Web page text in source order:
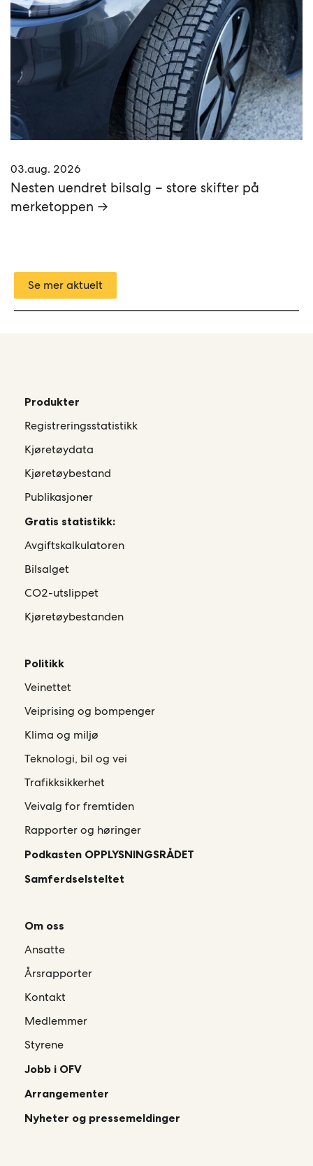
03.aug. 2026
Nesten uendret bilsalg – store skifter på
merketoppen →
Se mer aktuelt
Produkter
Registreringsstatistikk
Kjøretøydata
Kjøretøybestand
Publikasjoner
Gratis statistikk:
Avgiftskalkulatoren
Bilsalget
CO2-utslippet
Kjøretøybestanden
Politikk
Veinettet
Veiprising og bompenger
Klima og miljø
Teknologi, bil og vei
Trafikksikkerhet
Veivalg for fremtiden
Rapporter og høringer
Podkasten OPPLYSNINGSRÅDET
Samferdselsteltet
Om oss
Ansatte
Årsrapporter
Kontakt
Medlemmer
Styrene
Jobb i OFV
Arrangementer
Nyheter og pressemeldinger